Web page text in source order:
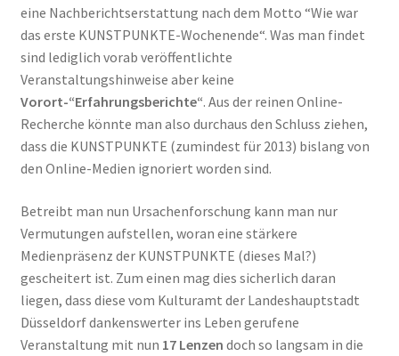
eine Nachberichtserstattung nach dem Motto “Wie war
das erste KUNSTPUNKTE-Wochenende“. Was man findet
sind lediglich vorab veröffentlichte
Veranstaltungshinweise aber keine
Vorort-“Erfahrungsberichte“. Aus der reinen Online-
Recherche könnte man also durchaus den Schluss ziehen,
dass die KUNSTPUNKTE (zumindest für 2013) bislang von
den Online-Medien ignoriert worden sind.
Betreibt man nun Ursachenforschung kann man nur
Vermutungen aufstellen, woran eine stärkere
Medienpräsenz der KUNSTPUNKTE (dieses Mal?)
gescheitert ist. Zum einen mag dies sicherlich daran
liegen, dass diese vom Kulturamt der Landeshauptstadt
Düsseldorf dankenswerter ins Leben gerufene
Veranstaltung mit nun 17 Lenzen doch so langsam in die